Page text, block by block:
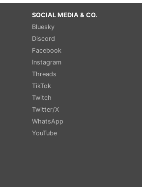
SOCIAL MEDIA & CO.
Bluesky
Discord
Facebook
Instagram
Threads
TikTok
Twitch
Twitter/X
WhatsApp
YouTube